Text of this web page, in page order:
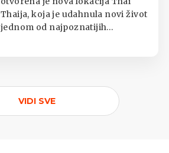
Thaija, koja je udahnula novi život
jednom od najpoznatijih
VIDI SVE